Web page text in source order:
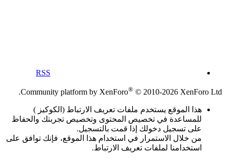
RSS
Community platform by XenForo® © 2010-2026 XenForo Ltd.
هذا الموقع يستخدم ملفات تعريف الارتباط (الكوكيز )
للمساعدة في تخصيص المحتوى وتخصيص تجربتك والحفاظ
على تسجيل دخولك إذا قمت بالتسجيل.
من خلال الاستمرار في استخدام هذا الموقع، فإنك توافق على
استخدامنا لملفات تعريف الارتباط.